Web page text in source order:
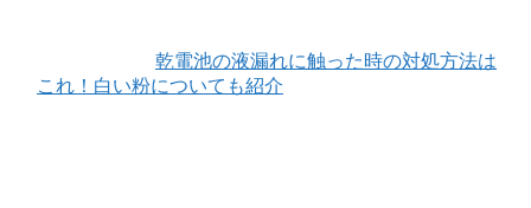
乾電池の液漏れに触った時の対処方法は
これ！白い粉についても紹介